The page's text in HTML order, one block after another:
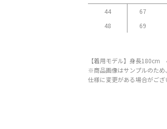
44 67
48
69
【着用モデル】身長180cm
※商品画像はサンプルのため
仕様に変更がある場合がござ